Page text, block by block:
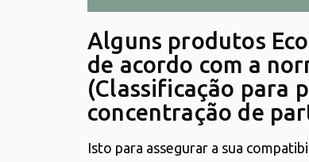
Alguns produtos
de acordo com a
(Classificação para
concentração de
Isto para assegurar a sua